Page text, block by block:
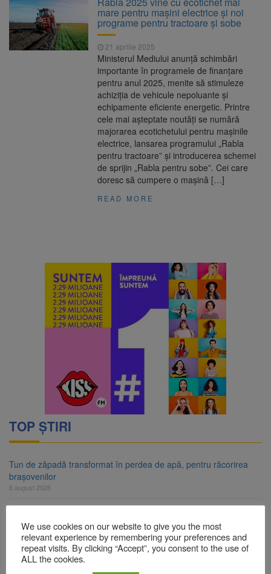
întâmplă cu centralele pe cărbune
6 august 2026
Legea integrității, adoptată
de Senat cu amendamentele PSD și AUR.
Proiectul merge la promulgare
6 august 2026
Artiști din SUA și Cuba vin la
Brașov Jazz & Blues Festival. Ediția a 14-a
are loc între 14 și 16 august
Tun de zăpadă transformat în
perdea de apă, pentru răcorirea
mare pentru mașini electrice și noi
programe pentru tractoare și sobe
21 aprilie 2025
Ministerul Mediului anunță schimbări
importante în programele de finanțare
pentru anul 2025, menite să stimuleze
achiziția de vehicule nepoluante și
echipamente eficiente energetic. Printre
cele mai așteptate noutăți se numără
majorarea ecotichetului pentru mașinile
electrice, lansarea programului „Rabla
pentru tractoare” și introducerea schemei
de sprijin „Rabla pentru sobe”. Cei care
doresc să cumpere o mașină […]
READ MORE
TOP ȘTIRI
Tun de zăpadă transformat în perdea de apă, pentru răcorirea
brașovenilor
6 august 2026
6 august 2026
Fuego vine la Zărnești. Recital special pe scena Festivalului
„Ecoul Pietrei Craiului”, pe 2 octombrie
We use cookies on our website to give you the most
relevant experience by remembering your preferences and
repeat visits. By clicking “Accept”, you consent to the use of
ALL the cookies.